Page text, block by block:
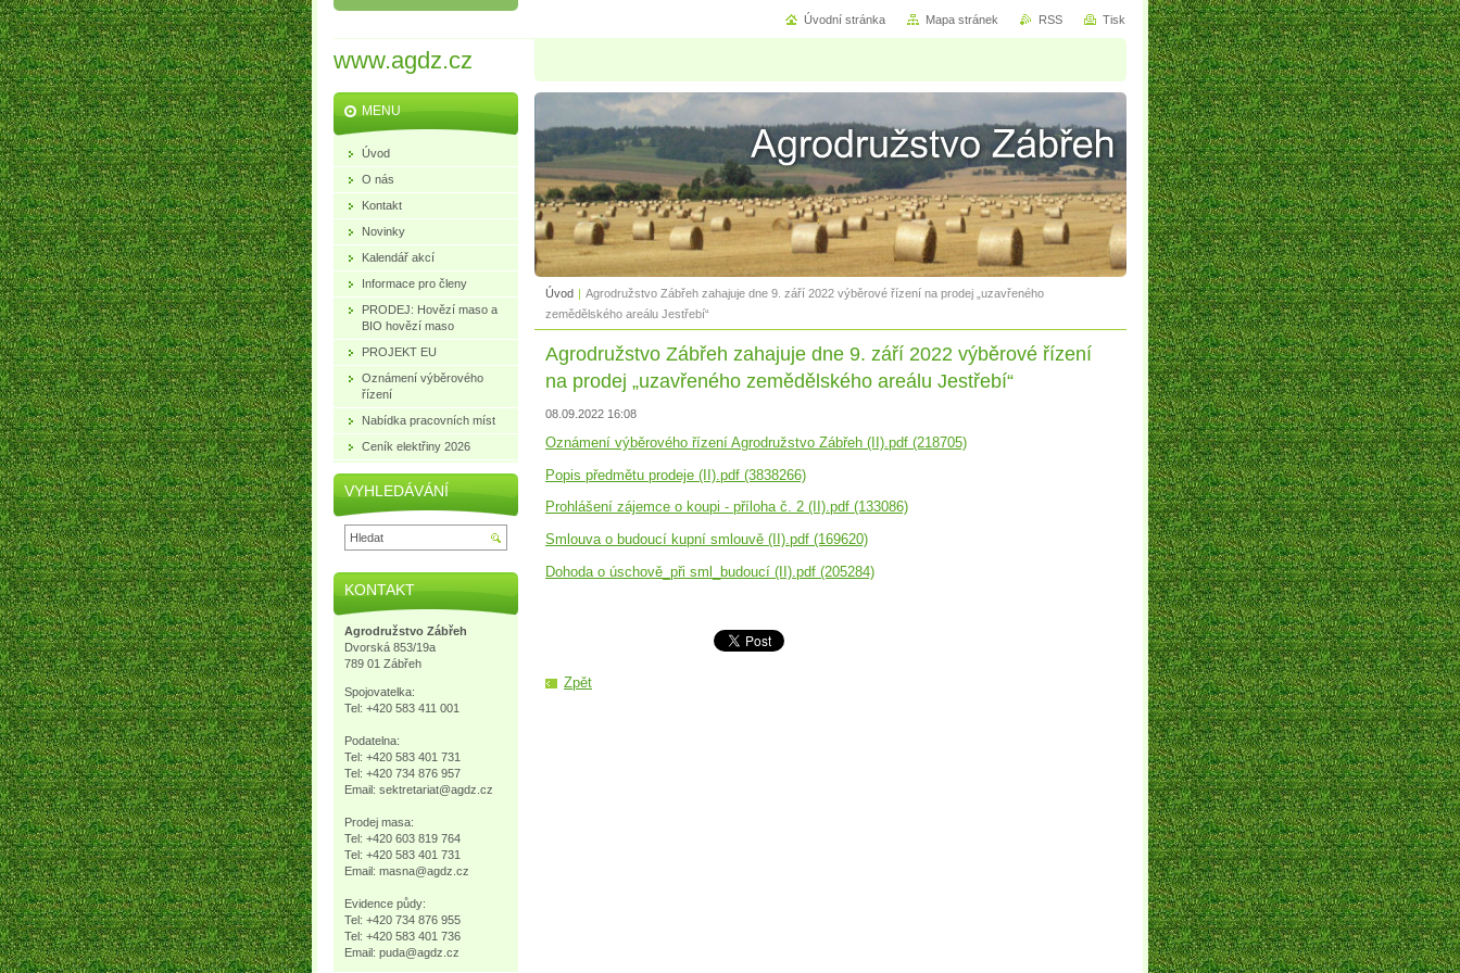
www.agdz.cz
Úvod | Agrodružstvo Zábřeh zahajuje dne 9. září 2022 výběrové řízení na prodej „uzavřeného
zemědělského areálu Jestřebí“
Agrodružstvo Zábřeh zahajuje dne 9. září 2022 výběrové řízení
na prodej „uzavřeného zemědělského areálu Jestřebí“
08.09.2022 16:08
Oznámení výběrového řízení Agrodružstvo Zábřeh (II).pdf (218705)
Popis předmětu prodeje (II).pdf (3838266)
Prohlášení zájemce o koupi - příloha č. 2 (II).pdf (133086)
Smlouva o budoucí kupní smlouvě (II).pdf (169620)
Dohoda o úschově_při sml_budoucí (II).pdf (205284)
Zpět
MENU
Úvod
O nás
Kontakt
Novinky
Kalendář akcí
Informace pro členy
PRODEJ: Hovězí maso a
BIO hovězí maso
PROJEKT EU
Oznámení výběrového
řízení
Nabídka pracovních míst
Ceník elektřiny 2026
VYHLEDÁVÁNÍ
KONTAKT
Agrodružstvo Zábřeh
Dvorská 853/19a
789 01 Zábřeh
Spojovatelka:
Tel: +420 583 411 001
Podatelna:
Tel: +420 583 401 731
Tel: +420 734 876 957
Email: sektretariat@agdz.cz
Prodej masa:
Tel: +420 603 819 764
Tel: +420 583 401 731
Email: masna@agdz.cz
Evidence půdy:
Tel: +420 734 876 955
Tel: +420 583 401 736
Email: puda@agdz.cz
Úvodní stránka Mapa stránek RSS Tisk